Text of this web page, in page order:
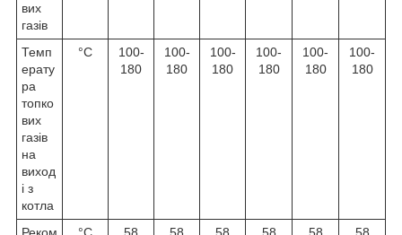
вих
газів
Темп
ерату
ра
топко
вих
газів
на
виход
і з
котла
°C
100-
180
100-
180
100-
180
100-
180
100-
180
100-
180